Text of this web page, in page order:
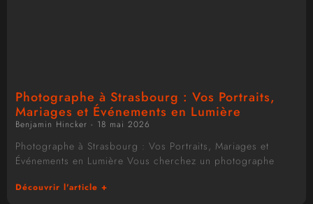
Photographe à Strasbourg : Vos Portraits,
Mariages et Événements en Lumière
Benjamin Hincker 18 mai 2026
Photographe à Strasbourg : Vos Portraits, Mariages et
Événements en Lumière Vous cherchez un photographe
Découvrir l'article +